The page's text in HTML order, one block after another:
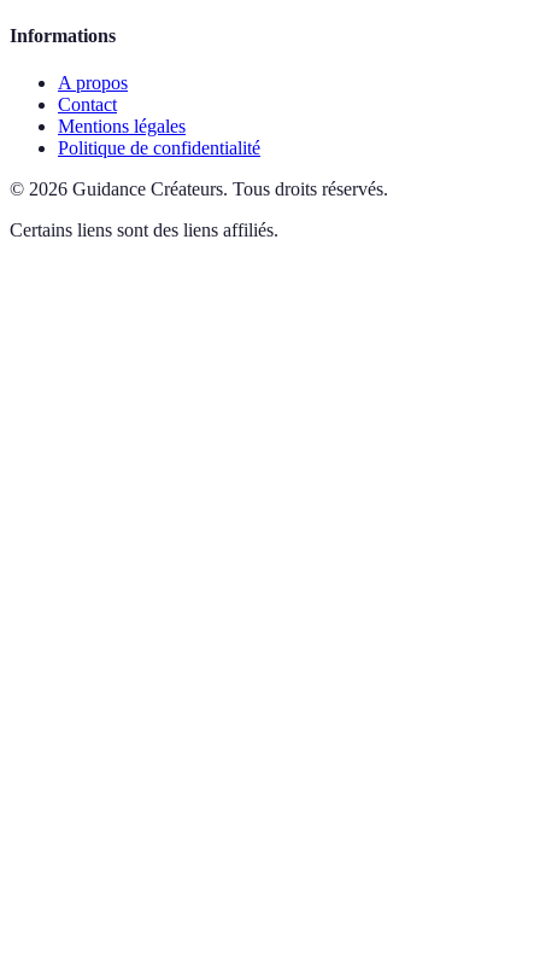
Informations
A propos
Contact
Mentions légales
Politique de confidentialité
© 2026 Guidance Créateurs. Tous droits réservés.
Certains liens sont des liens affiliés.